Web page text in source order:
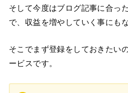
そして今度はブログ記事に合っ
で、収益を増やしていく事にも
そこでまず登録をしておきたい
ービスです。